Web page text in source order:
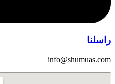
راسلنا
info@shumuas.com